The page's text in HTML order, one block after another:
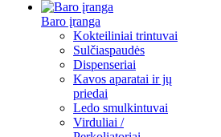
Baro įranga
Kokteiliniai trintuvai
Sulčiaspaudės
Dispenseriai
Kavos aparatai ir jų
priedai
Ledo smulkintuvai
Virduliai /